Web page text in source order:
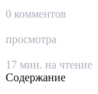
0 комментов
просмотра
17 мин. на чтение
Содержание